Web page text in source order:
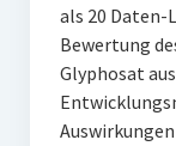
als 20 Daten-
Bewertung
Glyphosat